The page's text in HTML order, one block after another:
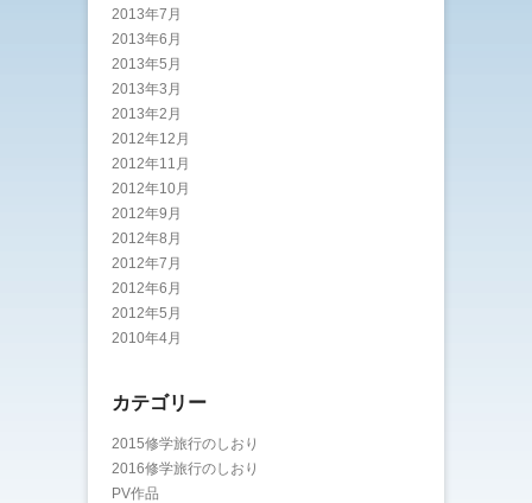
2013年7月
2013年6月
2013年5月
2013年3月
2013年2月
2012年12月
2012年11月
2012年10月
2012年9月
2012年8月
2012年7月
2012年6月
2012年5月
2010年4月
カテゴリー
2015修学旅行のしおり
2016修学旅行のしおり
PV作品